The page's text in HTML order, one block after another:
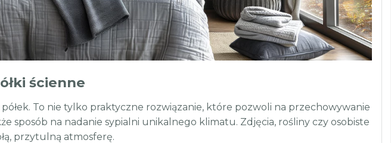
ścienne
To nie tylko praktyczne rozwiązanie, które pozwoli na przechowywanie
sposób na nadanie sypialni unikalnego klimatu. Zdjęcia, rośliny czy osobiste
przytulną atmosferę.